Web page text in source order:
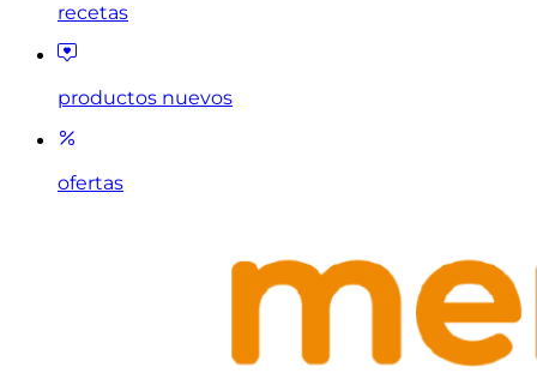
recetas
productos nuevos
ofertas